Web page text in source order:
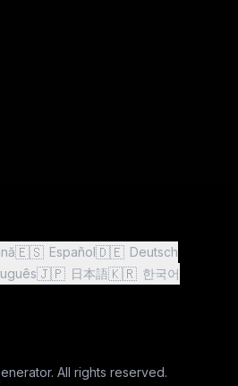
🇪🇸 Español🇩🇪 Deutsch
🇯🇵 日本語🇰🇷 한국어
All rights reserved.